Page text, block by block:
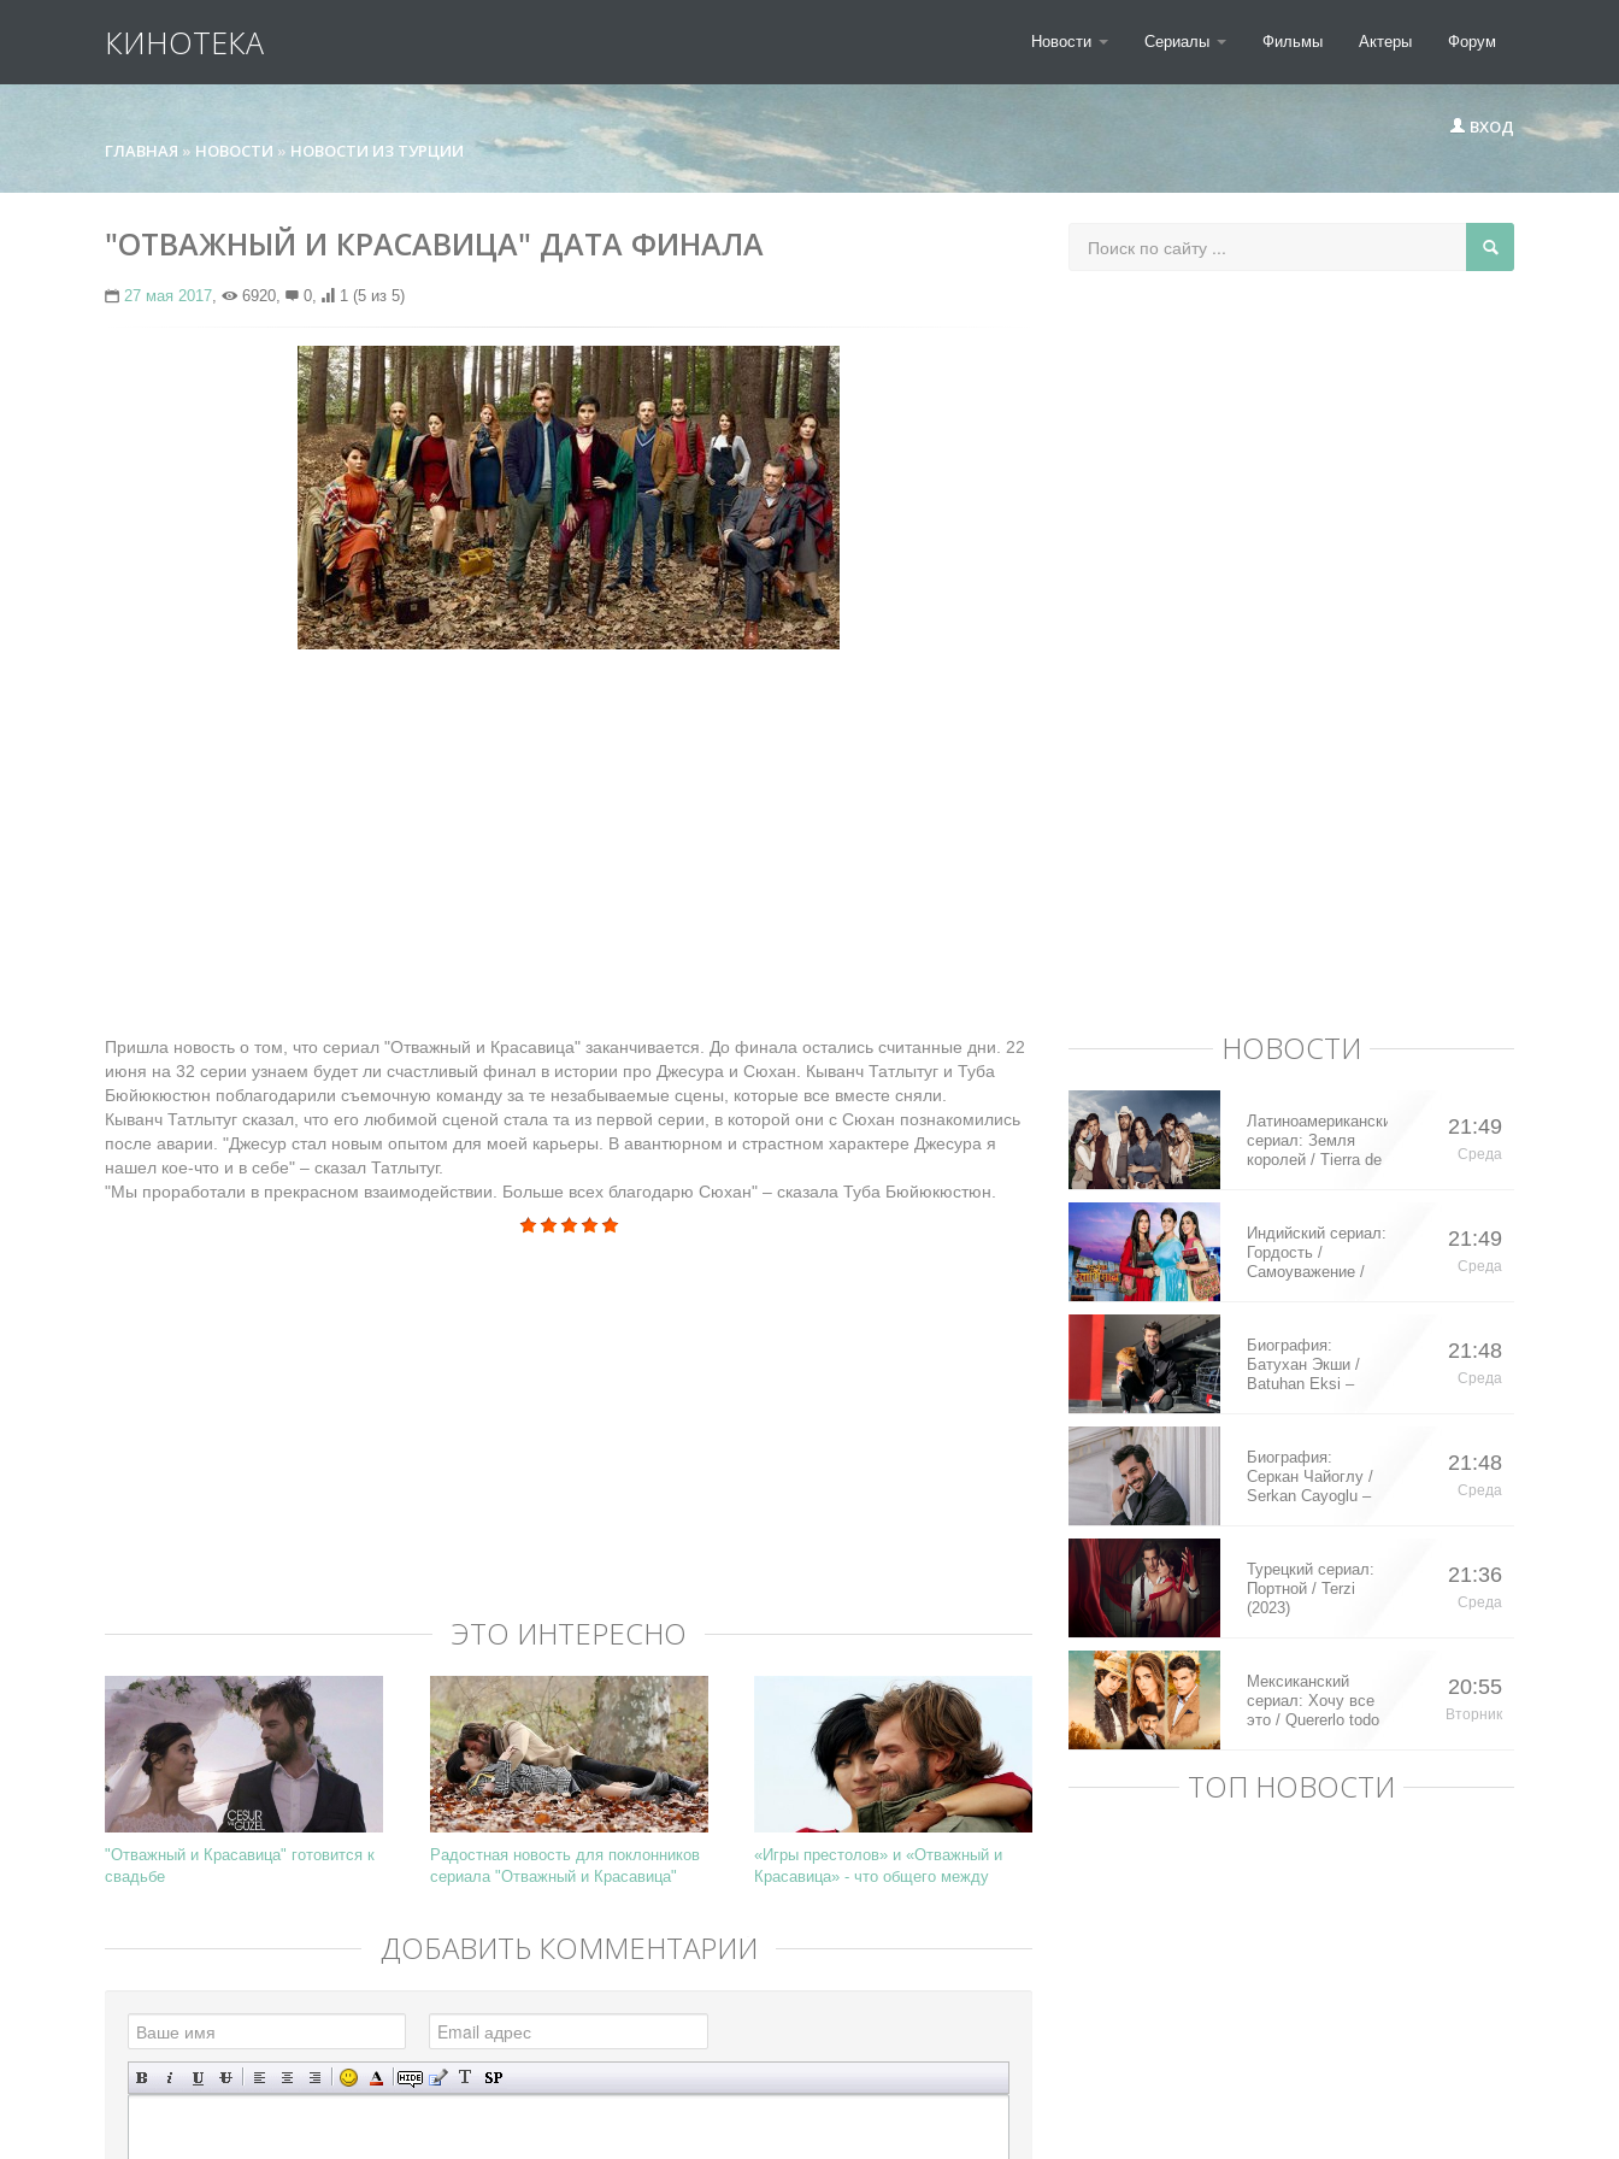
КИНОТЕКА Новости Сериалы Фильмы Актеры Форум
ВХОД
ГЛАВНАЯ » НОВОСТИ » НОВОСТИ ИЗ ТУРЦИИ
"ОТВАЖНЫЙ И КРАСАВИЦА" ДАТА ФИНАЛА
27 мая 2017, 6920, 0, 1 (5 из 5)
Пришла новость о том, что сериал "Отважный и Красавица" заканчивается. До финала остались считанные дни. 22
июня на 32 серии узнаем будет ли счастливый финал в истории про Джесура и Сюхан. Кыванч Татлытуг и Туба
Бюйюкюстюн поблагодарили съемочную команду за те незабываемые сцены, которые все вместе сняли.
Кыванч Татлытуг сказал, что его любимой сценой стала та из первой серии, в которой они с Сюхан познакомились
после аварии. "Джесур стал новым опытом для моей карьеры. В авантюрном и страстном характере Джесура я
нашел кое-что и в себе" – сказал Татлытуг.
"Мы проработали в прекрасном взаимодействии. Больше всех благодарю Сюхан" – сказала Туба Бюйюкюстюн.
ЭТО ИНТЕРЕСНО
"Отважный и Красавица" готовится к
свадьбе
Радостная новость для поклонников
сериала "Отважный и Красавица"
«Игры престолов» и «Отважный и
Красавица» - что общего между
ДОБАВИТЬ КОММЕНТАРИЙ
НОВОСТИ
Латиноамериканский
сериал: Земля
королей / Tierra de
21:49
Среда
Индийский сериал:
Гордость /
Самоуважение /
21:49
Среда
Биография:
Батухан Экши /
Batuhan Eksi –
21:48
Среда
Биография:
Серкан Чайоглу /
Serkan Cayoglu –
21:48
Среда
Турецкий сериал:
Портной / Terzi
(2023)
21:36
Среда
Мексиканский
сериал: Хочу все
это / Quererlo todo
20:55
Вторник
ТОП НОВОСТИ